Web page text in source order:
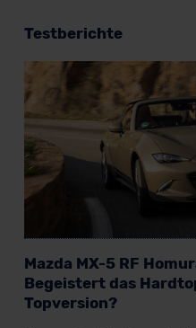
Testberichte
Mazda MX-5 RF
Begeistert das
Topversion?